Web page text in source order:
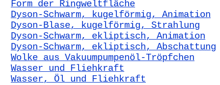
Form der Ringweltfläche
Dyson-Schwarm, kugelförmig, Animation
Dyson-Blase, kugelförmig, Strahlung
Dyson-Schwarm, ekliptisch, Animation
Dyson-Schwarm, ekliptisch, Abschattung
Wolke aus Vakuumpumpenöl-Tröpfchen
Wasser und Fliehkraft
Wasser, Öl und Fliehkraft